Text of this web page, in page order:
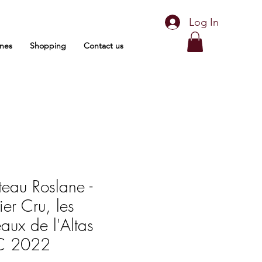
Shopping Contact us
Log In
Roslane -
Cru, les
de l'Altas
2022